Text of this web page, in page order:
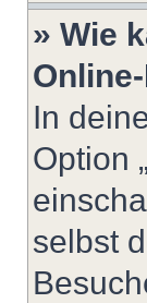
» Wie
In
Option
selbst